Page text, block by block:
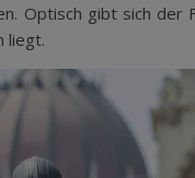
Optisch gibt sich der
liegt.